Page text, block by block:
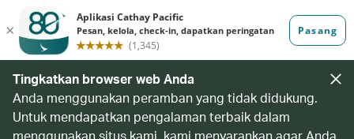
Tingkatkan browser web Anda
Anda menggunakan peramban yang tidak didukung.
Untuk mendapatkan pengalaman terbaik dalam
menggunakan situs kami, kami menyarankan agar Anda